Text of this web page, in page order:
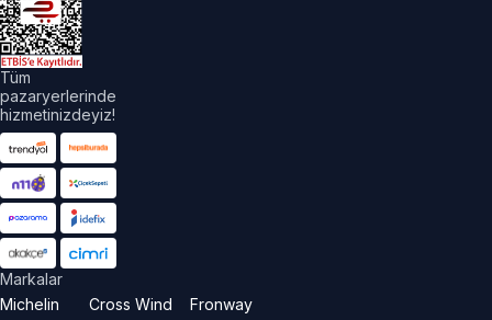
Tüm
pazaryerlerinde
hizmetinizdeyiz!
Markalar
Michelin
Cross Wind
Fronway